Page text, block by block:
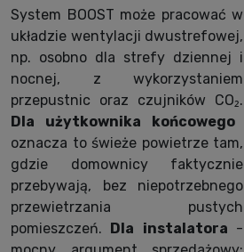
System BOOST może pracować w
układzie wentylacji dwustrefowej,
np. osobno dla strefy dziennej i
nocnej, z wykorzystaniem
przepustnic oraz czujników CO₂.
Dla użytkownika końcowego
oznacza to świeże powietrze tam,
gdzie domownicy faktycznie
przebywają, bez niepotrzebnego
przewietrzania pustych
pomieszczeń. Dla instalatora -